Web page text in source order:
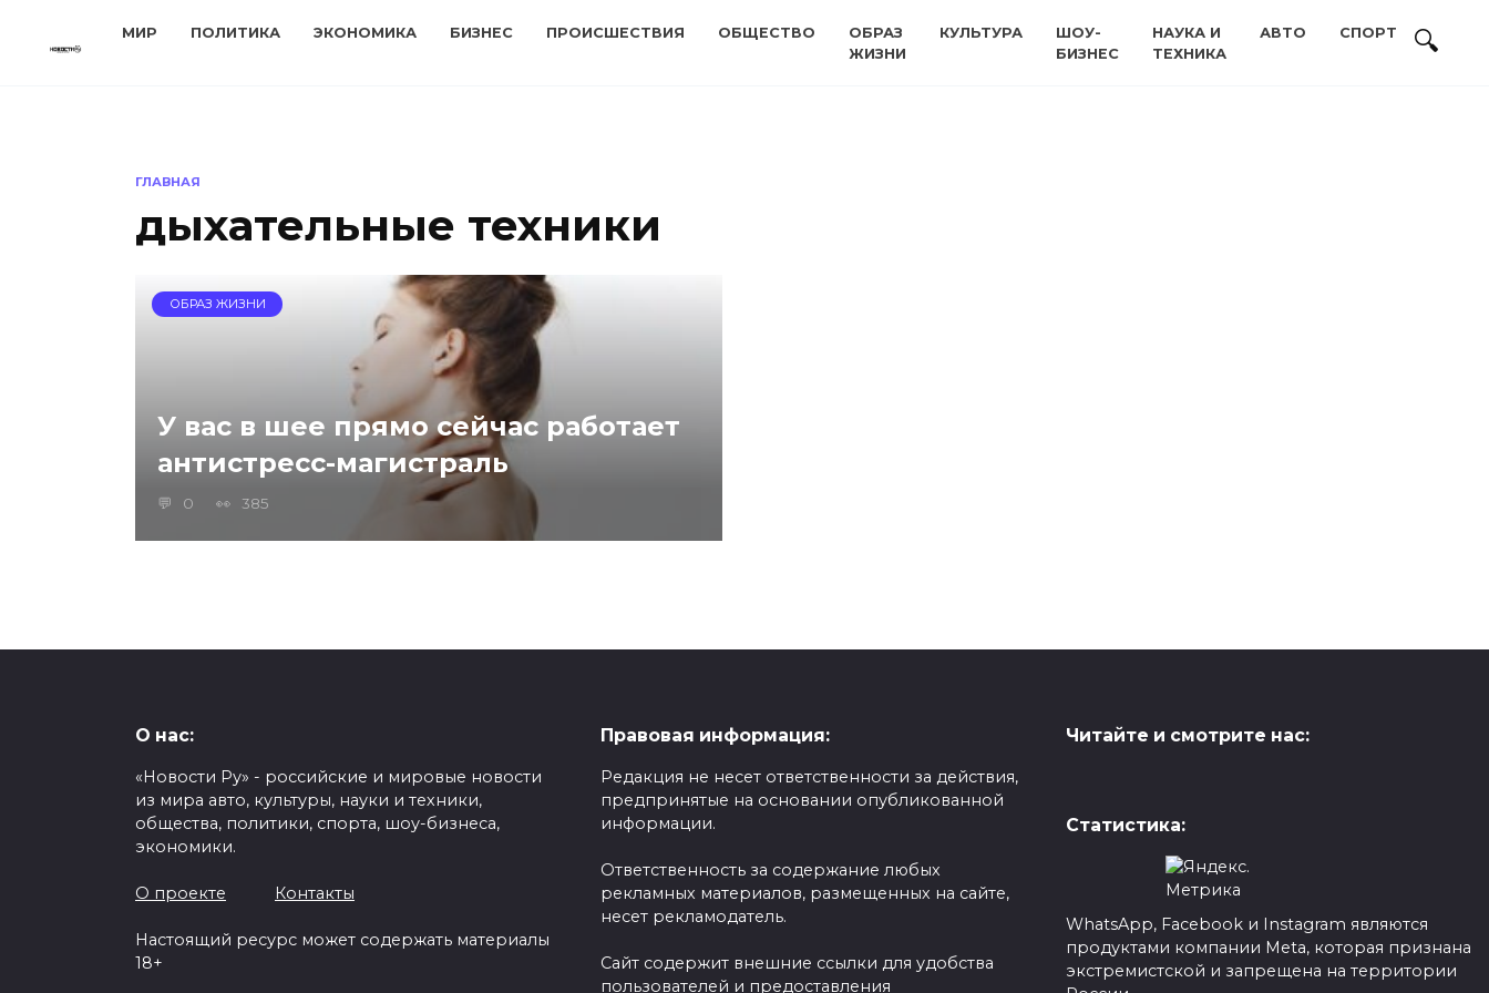
МИР ПОЛИТИКА ЭКОНОМИКА БИЗНЕС ПРОИСШЕСТВИЯ ОБЩЕСТВО
ОБРАЗ
ЖИЗНИ
КУЛЬТУРА
ШОУ-
БИЗНЕС
НАУКА И
ТЕХНИКА
АВТО СПОРТ
ГЛАВНАЯ
дыхательные техники
ОБРАЗ ЖИЗНИ
У вас в шее прямо сейчас работает
антистресс-магистраль
0 385
О нас:
«Новости Ру» - российские и мировые новости
из мира авто, культуры, науки и техники,
общества, политики, спорта, шоу-бизнеса,
экономики.
О проекте Контакты
Настоящий ресурс может содержать материалы
18+
Правовая информация:
Редакция не несет ответственности за действия,
предпринятые на основании опубликованной
информации.
Ответственность за содержание любых
рекламных материалов, размещенных на сайте,
несет рекламодатель.
Сайт содержит внешние ссылки для удобства
пользователей и предоставления
Читайте и смотрите нас:
Статистика:
WhatsApp, Facebook и Instagram являются
продуктами компании Meta, которая признана
экстремистской и запрещена на территории